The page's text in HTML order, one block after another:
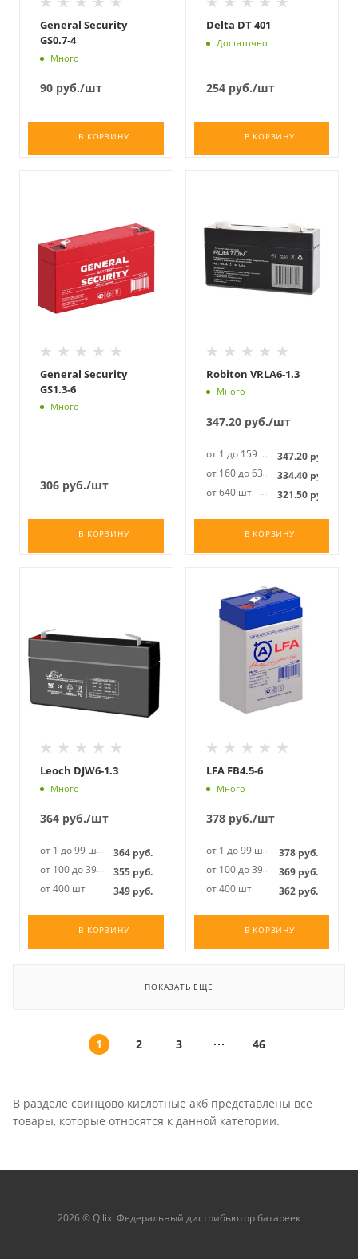
General Security
GS0.7-4
Много
90 руб./шт
В КОРЗИНУ
Delta DT 401
Достаточно
254руб./шт
В КОРЗИНУ
General Security
GS1.3-6
Много
306 руб./шт
В КОРЗИНУ
Robiton VRLA6-1.3
Много
347.20руб./шт
от 1 до 159 шт 347.20руб.
от 160 до 639 шт334.40руб.
от 640 шт
321.50руб.
В КОРЗИНУ
Leoch DJW6-1.3
Много
364 руб./шт
от 1 до 99 шт 364руб.
от 100 до 399 шт355руб.
от 400 шт
349руб.
В КОРЗИНУ
LFA FB4.5-6
Много
378руб./шт
от 1 до 99 шт 378 руб.
от 100 до 399 шт369 руб.
от 400 шт
362 руб.
В КОРЗИНУ
ПОКАЗАТЬ ЕЩЕ
1 2 3 46
В разделе свинцово кислотные акб представлены все
товары, которые относятся к данной категории.
2026 © Qilix: Федеральный дистрибьютор батареек